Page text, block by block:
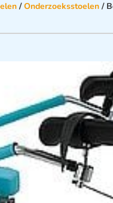
/Onderzoeksstoelen /